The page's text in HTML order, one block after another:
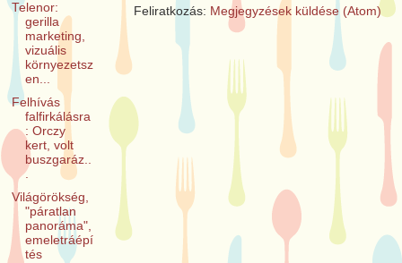
Feliratkozás: Megjegyzések küldése (Atom)
Telenor:
gerilla
marketing,
vizuális
környezetsz
en...
Felhívás
falfirkálásra
: Orczy
kert, volt
buszgaráz..
.
Világörökség,
"páratlan
panoráma",
emeletráépí
tés